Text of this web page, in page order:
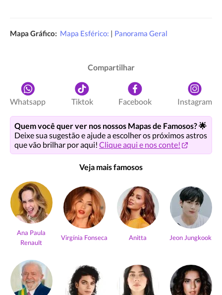
Mapa Gráfico: Mapa Esférico: | Panorama Geral
Compartilhar
Whatsapp Tiktok Facebook Instagram
Quem você quer ver nos nossos Mapas de Famosos? 🌟
Deixe sua sugestão e ajude a escolher os próximos astros
que vão brilhar por aqui! Clique aqui e nos conte!
Veja mais famosos
Ana Paula
Renault
Virgínia Fonseca Anitta Jeon Jungkook